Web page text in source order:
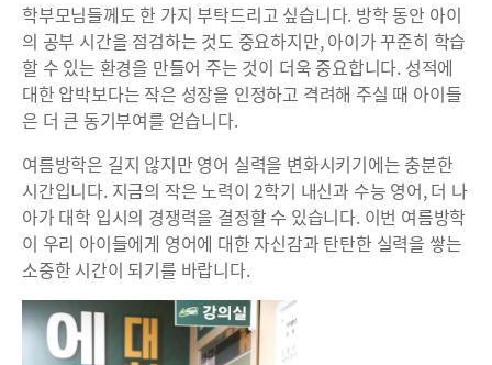
학부모님들께도 한 가지 부탁드리고 싶습니다. 방학 동안 아이
의 공부 시간을 점검하는 것도 중요하지만, 아이가 꾸준히 학습
할 수 있는 환경을 만들어 주는 것이 더욱 중요합니다. 성적에
대한 압박보다는 작은 성장을 인정하고 격려해 주실 때 아이들
은 더 큰 동기부여를 얻습니다.
여름방학은 길지 않지만 영어 실력을 변화시키기에는 충분한
시간입니다. 지금의 작은 노력이 2학기 내신과 수능 영어, 더 나
아가 대학 입시의 경쟁력을 결정할 수 있습니다. 이번 여름방학
이 우리 아이들에게 영어에 대한 자신감과 탄탄한 실력을 쌓는
소중한 시간이 되기를 바랍니다.